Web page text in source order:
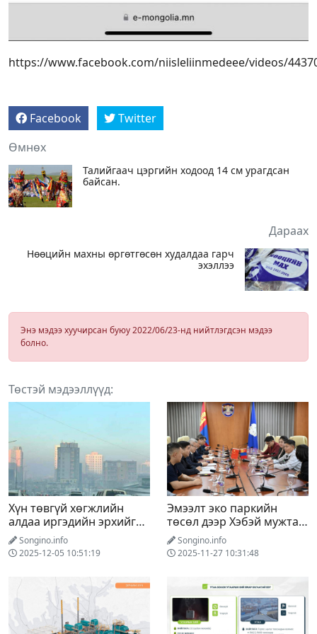
https://www.facebook.com/niisleliinmedeee/videos/
Facebook
Twitter
Өмнөх
Талийгаач цэргийн ходоод 14 см урагдсан
байсан.
Дараах
Нөөцийн махны өргөтгөсөн худалдаа гарч
эхэллээ
Энэ мэдээ хуучирсан буюу 2022/06/23-нд нийтлэгдсэн мэдээ
болно.
Төстэй мэдээллүүд:
Хүн төвгүй хөгжлийн
алдаа иргэдийн эрхийг
бооомилсоор
Songino.info
2025-12-05 10:51:19
Эмээлт эко паркийн
төсөл дээр Хэбэй мужтай
хамтарч ажиллана
Songino.info
2025-11-27 10:31:48